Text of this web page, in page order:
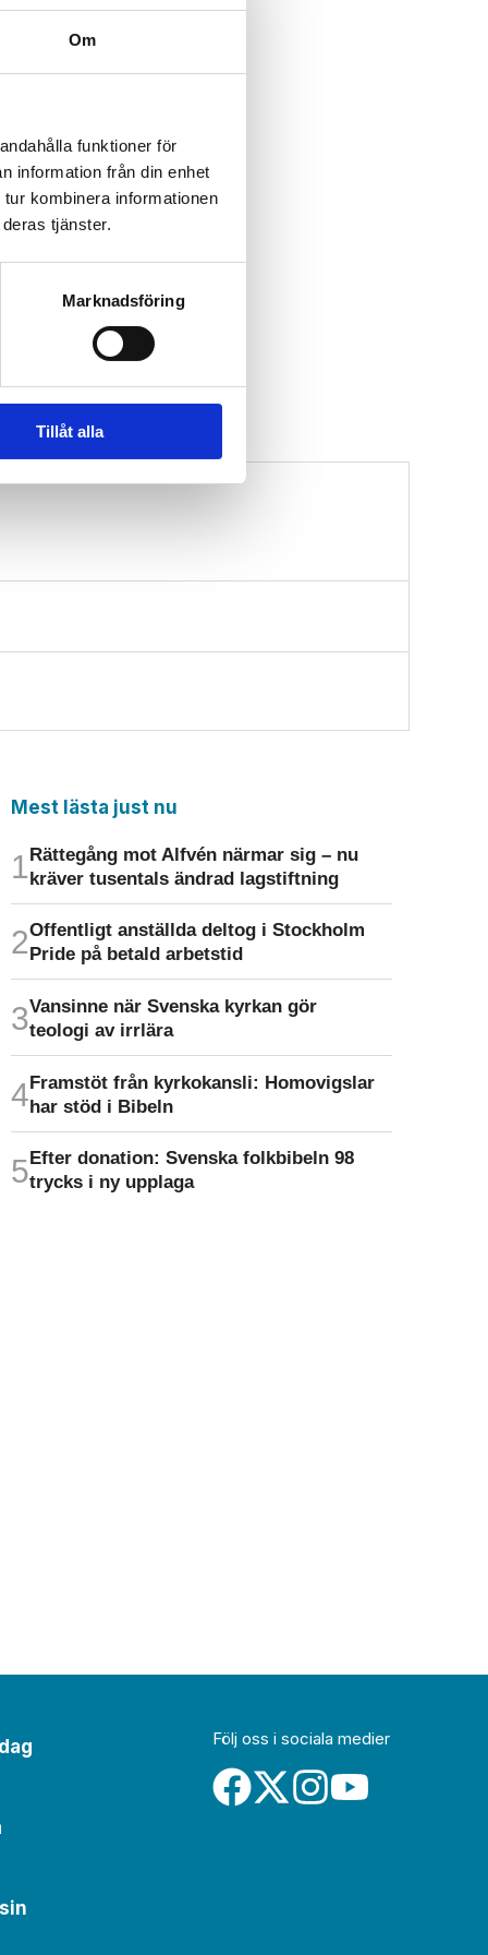
Om
funktioner för
information från din enhet
kombinera informationen
tjänster.
Marknadsföring
Tillåt alla
Mest lästa just nu
Rättegång mot Alfvén närmar sig – nu
kräver tusentals ändrad lagstiftning
Offentligt anställda deltog i Stockholm
Pride på betald arbetstid
Vansinne när Svenska kyrkan gör
teologi av irrlära
Framstöt från kyrkokansli: Homo­vigslar
har stöd i Bibeln
Efter donation: Svenska folkbibeln 98
trycks i ny upplaga
Följ oss i sociala medier